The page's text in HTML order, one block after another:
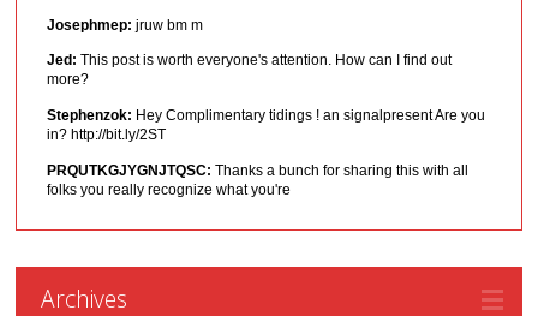
Josephmep: jruw bm m
Jed: This post is worth everyone's attention. How can I find out
more?
Stephenzok: Hey Complimentary tidings ! an signalpresent Are you
in? http://bit.ly/2ST
PRQUTKGJYGNJTQSC: Thanks a bunch for sharing this with all
folks you really recognize what you're
Archives